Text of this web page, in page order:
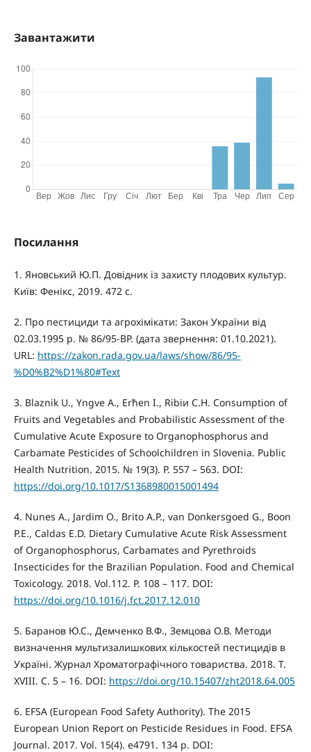
Завантажити
Посилання
1. Яновський Ю.П. Довідник із захисту плодових культур.
Київ: Фенікс, 2019. 472 с.
2. Про пестициди та агрохімікати: Закон України від
02.03.1995 р. № 86/95-ВР. (дата звернення: 01.10.2021).
URL: https://zakon.rada.gov.ua/laws/show/86/95-
%D0%B2%D1%80#Text
3. Blaznik U., Yngve A., Erћen I., Ribiи C.H. Consumption of
Fruits and Vegetables and Probabilistic Assessment of the
Cumulative Acute Exposure to Organophosphorus and
Carbamate Pesticides of Schoolchildren in Slovenia. Public
Health Nutrition. 2015. № 19(3). P. 557 – 563. DOI:
https://doi.org/10.1017/S1368980015001494
4. Nunes A., Jardim O., Brito A.P., van Donkersgoed G., Boon
P.E., Caldas E.D. Dietary Cumulative Acute Risk Assessment
of Organophosphorus, Carbamates and Pyrethroids
Insecticides for the Brazilian Population. Food and Chemical
Toxicology. 2018. Vol.112. P. 108 – 117. DOI:
https://doi.org/10.1016/j.fct.2017.12.010
5. Баранов Ю.С., Демченко В.Ф., Земцова О.В. Методи
визначення мультизалишкових кількостей пестицидів в
Україні. Журнал Хроматографічного товариства. 2018. Т.
ХVІІI. С. 5 – 16. DOI: https://doi.org/10.15407/zht2018.64.005
6. EFSA (European Food Safety Authority). The 2015
European Union Report on Pesticide Residues in Food. EFSA
Journal. 2017. Vol. 15(4). e4791. 134 p. DOI: